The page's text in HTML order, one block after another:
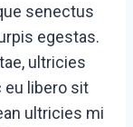
senectus
egestas.
ultricies
eu libero sit
ultricies mi